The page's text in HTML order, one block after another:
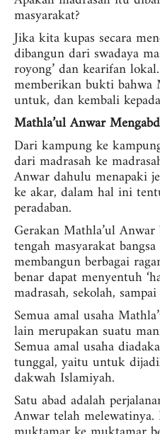
masyarakat?
Jika kita kupas secara
dibangun dari swadaya
royong’ dan kearifan
memberikan bukti bahwa
untuk, dan kembali
Mathla’ul Anwar
Dari kampung ke
dari madrasah ke
Anwar dahulu menapaki
ke akar, dalam hal ini
peradaban.
Gerakan Mathla’ul
tengah masyarakat
membangun berbagai
benar dapat menyentuh
madrasah, sekolah,
Semua amal usaha
lain merupakan suatu
Semua amal usaha
tunggal, yaitu untuk
dakwah Islamiyah.
Satu abad adalah
Anwar telah